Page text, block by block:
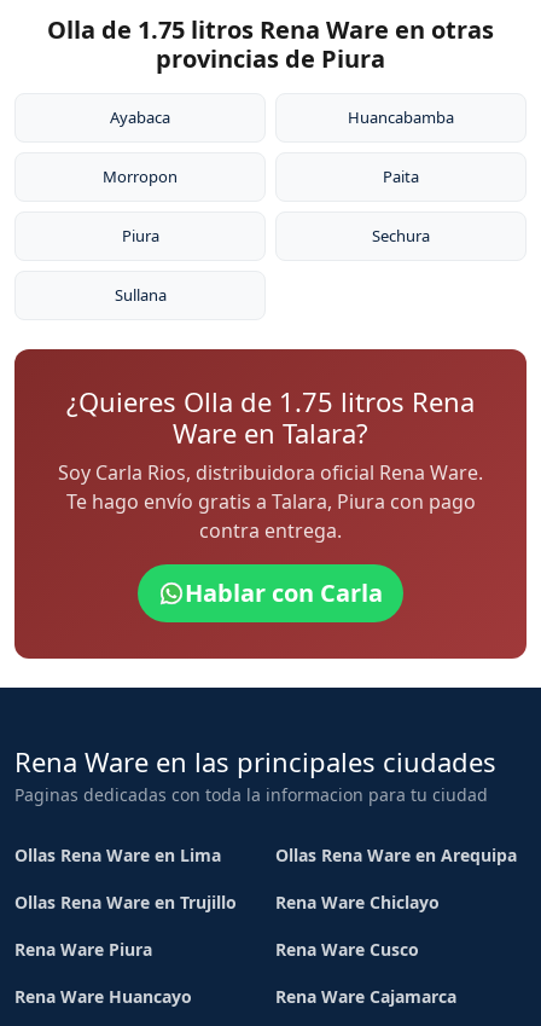
Olla de 1.75 litros Rena Ware en otras
provincias de Piura
Ayabaca Huancabamba
Morropon Paita
Piura Sechura
Sullana
¿Quieres Olla de 1.75 litros Rena
Ware en Talara?
Soy Carla Rios, distribuidora oficial Rena Ware.
Te hago envío gratis a Talara, Piura con pago
contra entrega.
Hablar con Carla
Rena Ware en las principales ciudades
Paginas dedicadas con toda la informacion para tu ciudad
Ollas Rena Ware en Lima Ollas Rena Ware en Arequipa
Ollas Rena Ware en Trujillo Rena Ware Chiclayo
Rena Ware Piura Rena Ware Cusco
Rena Ware Huancayo Rena Ware Cajamarca